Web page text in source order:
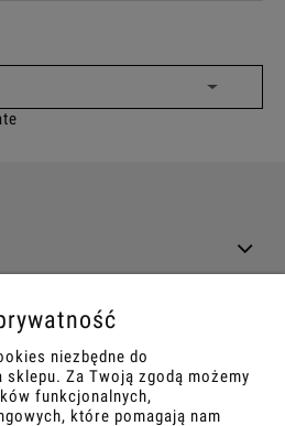
niezbędne do
sklepu. Za Twoją zgodą możemy
funkcjonalnych,
które pomagają nam